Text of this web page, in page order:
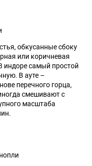
обкусанные сбоку
или коричневая
индоре самый простой
В ауте –
перечного горца,
смешивают с
масштаба